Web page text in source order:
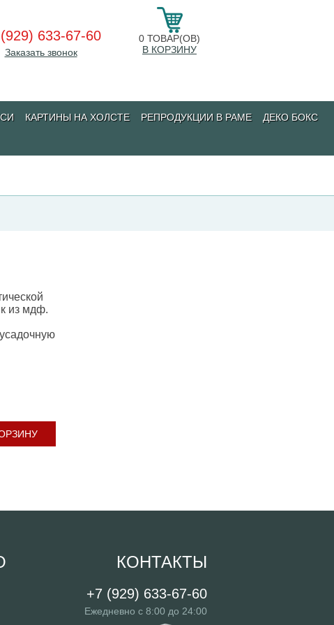
633-67-60
Заказать звонок
0 ТОВАР(ОВ)
В КОРЗИНУ
КАРТИНЫ НА ХОЛСТЕ РЕПРОДУКЦИИ В РАМЕ
ДЕКО БОКС
из мдф.
КОНТАКТЫ
+7 (929) 633-67-60
Ежедневно с 8:00 до 24:00